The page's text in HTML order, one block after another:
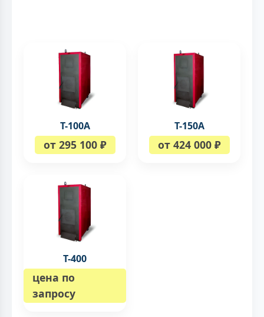
Т-100A
от 295 100 ₽
Т-150A
от 424 000 ₽
Т-400
цена по
запросу